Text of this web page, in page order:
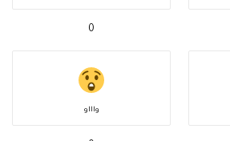
0
واااو